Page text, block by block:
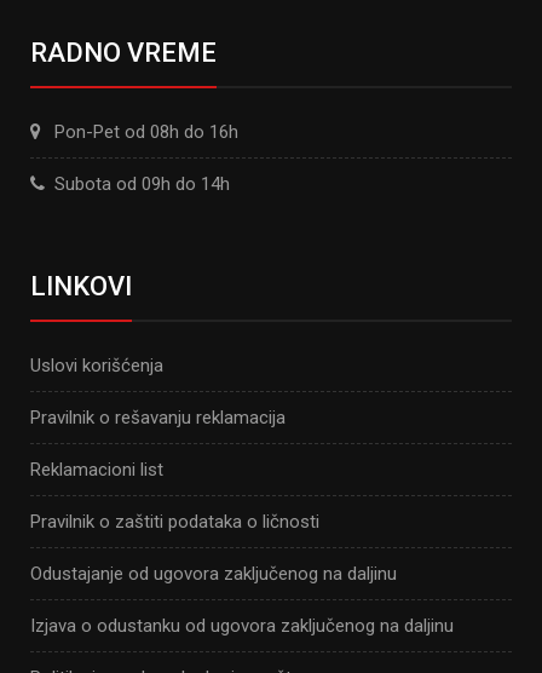
RADNO VREME
Pon-Pet od 08h do 16h
Subota od 09h do 14h
LINKOVI
Uslovi korišćenja
Pravilnik o rešavanju reklamacija
Reklamacioni list
Pravilnik o zaštiti podataka o ličnosti
Odustajanje od ugovora zaključenog na daljinu
Izjava o odustanku od ugovora zaključenog na daljinu